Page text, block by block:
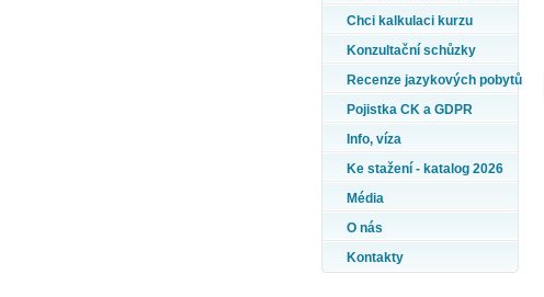
Chci kalkulaci kurzu
Konzultační schůzky
Recenze jazykových pobytů
Pojistka CK a GDPR
Info, víza
Ke stažení - katalog 2026
Média
O nás
Kontakty